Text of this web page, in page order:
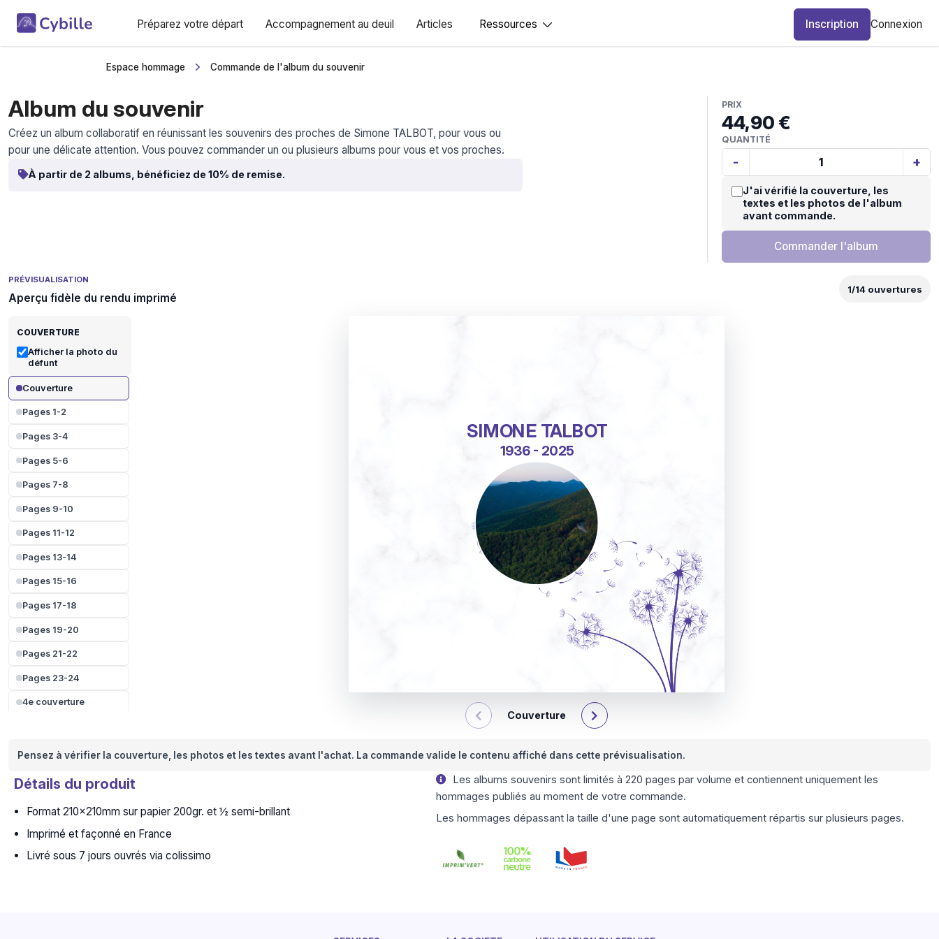
Préparez votre départ Accompagnement au deuil Articles Ressources Inscription Connexion
Espace hommage Commande de l'album du souvenir
Album du souvenir
Créez un album collaboratif en réunissant les souvenirs des proches de Simone TALBOT, pour vous ou
pour une délicate attention. Vous pouvez commander un ou plusieurs albums pour vous et vos proches.
À partir de 2 albums, bénéficiez de 10% de remise.
PRIX
44,90 €
QUANTITÉ
- +
J'ai vérifié la couverture, les
textes et les photos de l'album
avant commande.
Commander l'album
PRÉVISUALISATION
Aperçu fidèle du rendu imprimé
1/14 ouvertures
COUVERTURE
Afficher la photo du
défunt
Couverture
Pages 1-2
Pages 3-4
Pages 5-6
Pages 7-8
Pages 9-10
Pages 11-12
Pages 13-14
Pages 15-16
Pages 17-18
Pages 19-20
Pages 21-22
Pages 23-24
4e couverture
SIMONE TALBOT
1936 - 2025
Couverture
Pensez à vérifier la couverture, les photos et les textes avant l'achat. La commande valide le contenu affiché dans cette prévisualisation.
Détails du produit
Format 210x210mm sur papier 200gr. et ½ semi-brillant
Imprimé et façonné en France
Livré sous 7 jours ouvrés via colissimo
Les albums souvenirs sont limités à 220 pages par volume et contiennent uniquement les
hommages publiés au moment de votre commande.
Les hommages dépassant la taille d'une page sont automatiquement répartis sur plusieurs pages.